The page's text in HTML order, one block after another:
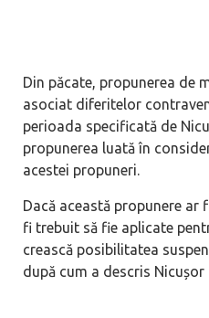
Din păcate, propunerea de
asociat diferitelor
perioada specificată de
propunerea luată în
acestei propuneri.
Dacă această propunere
fi trebuit să fie aplicate
crească posibilitatea
după cum a descris